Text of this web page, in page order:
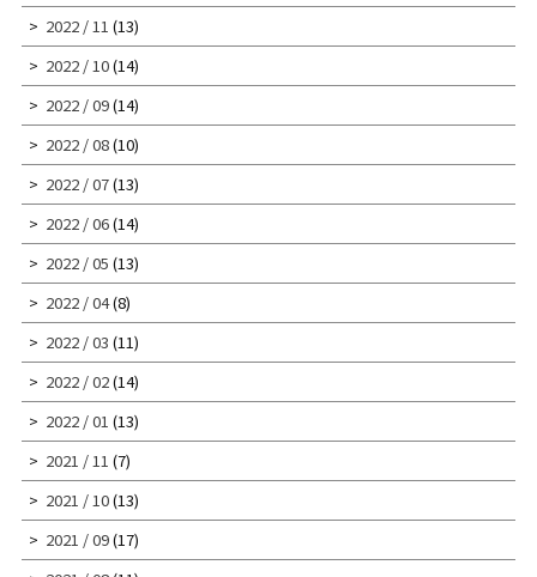
2022 / 11 (13)
2022 / 10(14)
2022 / 09(14)
2022 / 08(10)
2022 / 07(13)
2022 / 06(14)
2022 / 05 (13)
2022 / 04(8)
2022 / 03 (11)
2022 / 02(14)
2022 / 01 (13)
2021 / 11 (7)
2021 / 10(13)
2021 / 09(17)